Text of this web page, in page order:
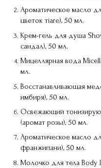
Ароматическое масло
цветок тiare), 50 мл.
Крем-гель для душа
сандал), 50 мл.
Мицеллярная вода
мл.
Восстанавливающая
имбиря), 50 мл.
Освежающий
(аромат розы), 50 мл.
Ароматическое масло
франжипани), 50 мл.
Молочко для тела Body